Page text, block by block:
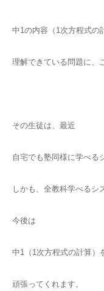
中1の内容（1次方程式の
理解できている問題に、
その生徒は、最近
自宅でも塾同様に学べる
しかも、全教科学べるシ
今後は
中1（1次方程式の計算）
頑張ってくれます。